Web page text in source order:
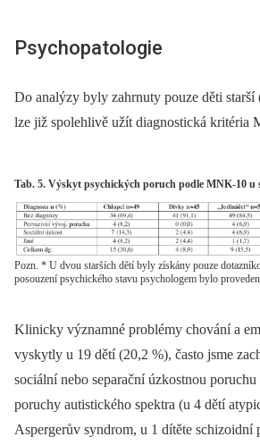
Psychopatologie
Do analýzy byly zahrnuty pouze děti starší
lze již spolehlivě užít diagnostická kritéria
Tab. 5. Výskyt psychických poruch podle MNK-10 u
Pozn. * U dvou starších dětí byly získány pouze
posouzení psychického stavu psychologem bylo
Klinicky významné problémy chování a
vyskytly u 19 dětí (20,2 %), často jsme
sociální nebo separační úzkostnou
poruchy autistického spektra (u 4 dětí
Aspergerův syndrom, u 1 dítěte schizoidní